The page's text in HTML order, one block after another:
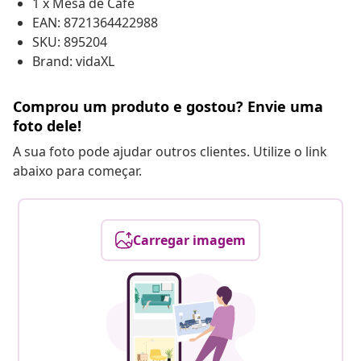
EAN: 8721364422988
SKU: 895204
Brand: vidaXL
Comprou um produto e gostou? Envie uma
foto dele!
A sua foto pode ajudar outros clientes. Utilize o link
abaixo para começar.
Carregar imagem